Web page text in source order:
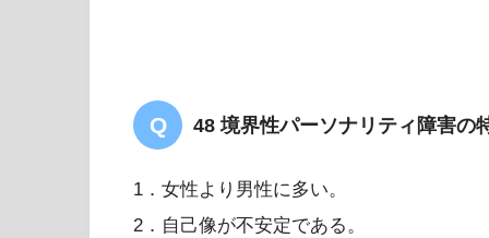
48 境界性パーソナリティ障害の
1．女性より男性に多い。
2．自己像が不安定である。